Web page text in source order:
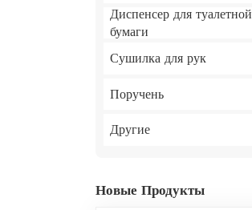
Диспенсер для туалетной
бумаги
Сушилка для рук
Поручень
Другие
Новые Продукты